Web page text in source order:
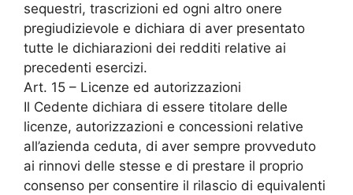
sequestri, trascrizioni ed ogni altro onere
pregiudizievole e dichiara di aver presentato
tutte le dichiarazioni dei redditi relative ai
precedenti esercizi.
Art. 15 – Licenze ed autorizzazioni
Il Cedente dichiara di essere titolare delle
licenze, autorizzazioni e concessioni relative
all’azienda ceduta, di aver sempre provveduto
ai rinnovi delle stesse e di prestare il proprio
consenso per consentire il rilascio di equivalenti